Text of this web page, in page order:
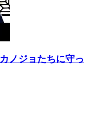
ノジョたちに守っ